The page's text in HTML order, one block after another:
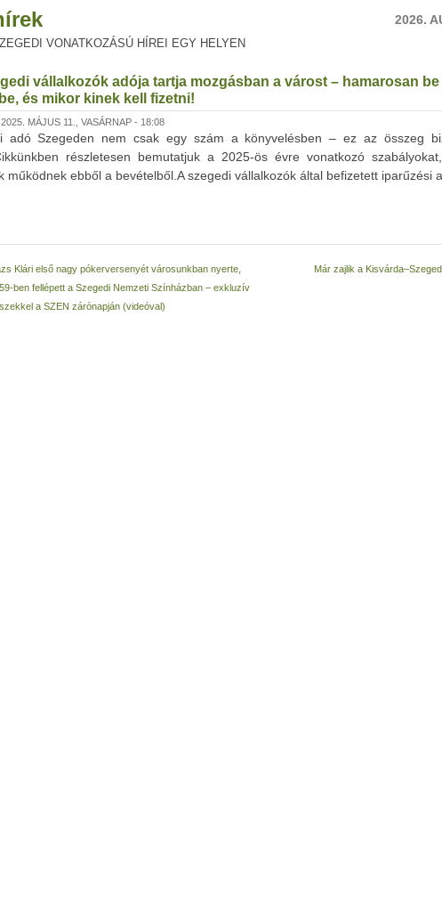
VONATKOZÁSÚ HÍREI EGY HELYEN
2026.
vállalkozók adója tartja mozgásban a várost – hamarosan
és mikor kinek kell fizetni!
2025. MÁJUS 11., VASÁRNAP - 18:08
adó Szegeden nem csak egy szám a könyvelésben – ez az összeg
részletesen bemutatjuk a 2025-ös évre vonatkozó
működnek ebből a bevételből.A szegedi vállalkozók által befizetett iparűzési
Klári első nagy pókerversenyét városunkban nyerte,
ben fellépett a Szegedi Nemzeti Színházban – exkluzív
a SZEN zárónapján (videóval)
Már zajlik a